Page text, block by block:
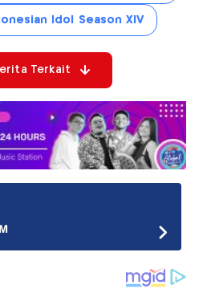
Idol Season XIV
Terkait